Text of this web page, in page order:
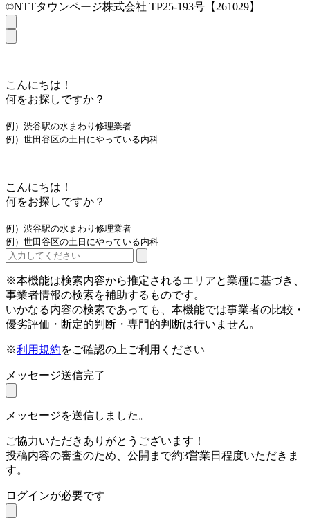
©NTTタウンページ株式会社 TP25-193号【261029】
こんにちは！
何をお探しですか？
例）渋谷駅の水まわり修理業者
例）世田谷区の土日にやっている内科
こんにちは！
何をお探しですか？
例）渋谷駅の水まわり修理業者
例）世田谷区の土日にやっている内科
※本機能は検索内容から推定されるエリアと業種に基づき、
事業者情報の検索を補助するものです。
いかなる内容の検索であっても、本機能では事業者の比較・
優劣評価・断定的判断・専門的判断は行いません。
※利用規約をご確認の上ご利用ください
メッセージ送信完了
メッセージを送信しました。
ご協力いただきありがとうございます！
投稿内容の審査のため、公開まで約3営業日程度いただきま
す。
ログインが必要です